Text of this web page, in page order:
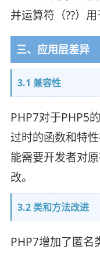
并运算符（??）
三、应用层差异
3.1 兼容性
PHP7对于PHP5
过时的函数和特
能需要开发者对
改。
3.2 类和方法改进
PHP7增加了匿名